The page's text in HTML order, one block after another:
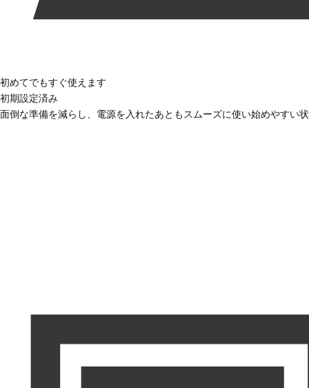
初めてでもすぐ使えます
初期設定済み
面倒な準備を減らし、電源を入れたあともスムーズに使い始めやすい